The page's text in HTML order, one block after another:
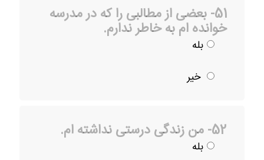
51- بعضی از مطالبی را که در مدرسه
خوانده ام به خاطر ندارم.
بله
خیر
52- من زندگی درستی نداشته ام.
بله